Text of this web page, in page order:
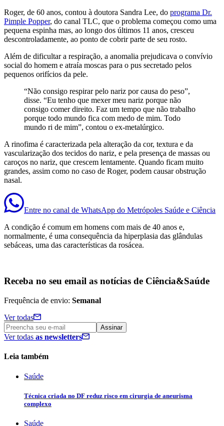
Roger, de 60 anos, contou à doutora Sandra Lee, do programa Dr.
Pimple Popper, do canal TLC, que o problema começou como uma
pequena espinha mas, ao longo dos últimos 11 anos, cresceu
descontroladamente, ao ponto de cobrir parte de seu rosto.
Além de dificultar a respiração, a anomalia prejudicava o convívio
social do homem e atraía moscas para o pus secretado pelos
pequenos orifícios da pele.
“Não consigo respirar pelo nariz por causa do peso”,
disse. “Eu tenho que mexer meu nariz porque não
consigo comer direito. Faz um tempo que não trabalho
porque todo mundo fica com medo de mim. Todo
mundo ri de mim”, contou o ex-metalúrgico.
A rinofima é caracterizada pela alteração da cor, textura e da
vascularização dos tecidos do nariz, e pela presença de massas ou
caroços no nariz, que crescem lentamente. Quando ficam muito
grandes, assim como no caso de Roger, podem causar obstrução
nasal.
Entre no canal de WhatsApp do Metrópoles Saúde e Ciência
A condição é comum em homens com mais de 40 anos e,
normalmente, é uma consequência da hiperplasia das glândulas
sebáceas, uma das características da rosácea.
Receba no seu email as notícias de Ciência&Saúde
Frequência de envio: Semanal
Ver todas
Assinar
Ver todas as newsletters
Leia também
Saúde
Técnica criada no DF reduz risco em cirurgia de aneurisma
complexo
Saúde